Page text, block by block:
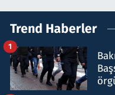
Trend Haberler
1